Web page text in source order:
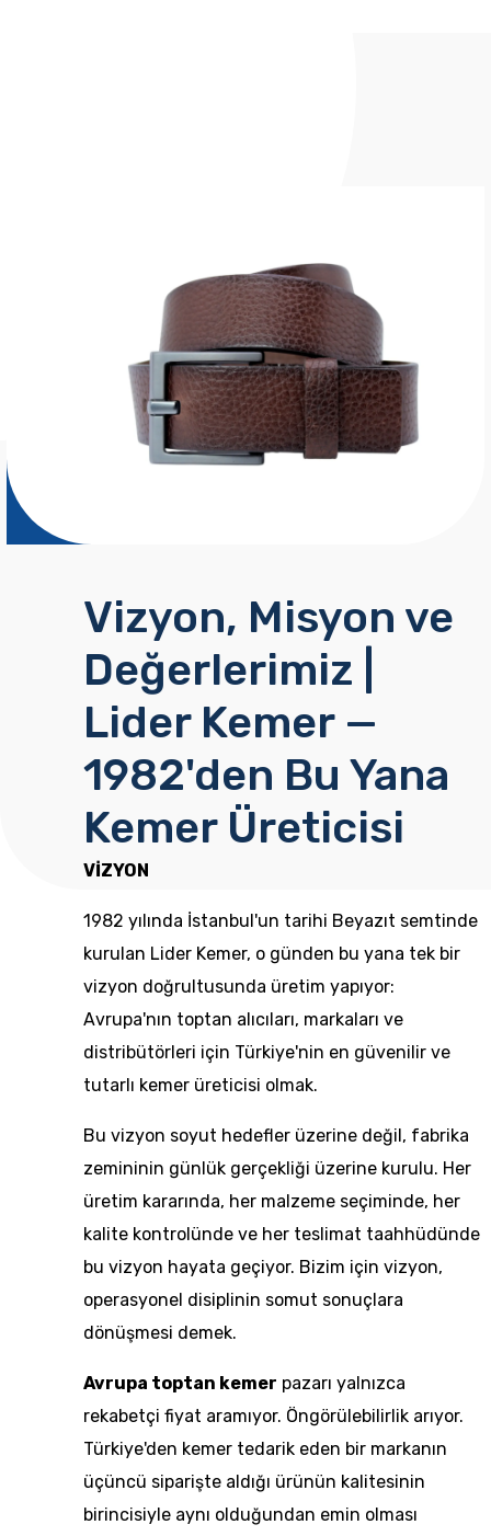
Vizyon, Misyon ve
Değerlerimiz |
Lider Kemer —
1982'den Bu Yana
Kemer Üreticisi
VİZYON
1982 yılında İstanbul'un tarihi Beyazıt semtinde
kurulan Lider Kemer, o günden bu yana tek bir
vizyon doğrultusunda üretim yapıyor:
Avrupa'nın toptan alıcıları, markaları ve
distribütörleri için Türkiye'nin en güvenilir ve
tutarlı kemer üreticisi olmak.
Bu vizyon soyut hedefler üzerine değil, fabrika
zemininin günlük gerçekliği üzerine kurulu. Her
üretim kararında, her malzeme seçiminde, her
kalite kontrolünde ve her teslimat taahhüdünde
bu vizyon hayata geçiyor. Bizim için vizyon,
operasyonel disiplinin somut sonuçlara
dönüşmesi demek.
Avrupa toptan kemer pazarı yalnızca
rekabetçi fiyat aramıyor. Öngörülebilirlik arıyor.
Türkiye'den kemer tedarik eden bir markanın
üçüncü siparişte aldığı ürünün kalitesinin
birincisiyle aynı olduğundan emin olması